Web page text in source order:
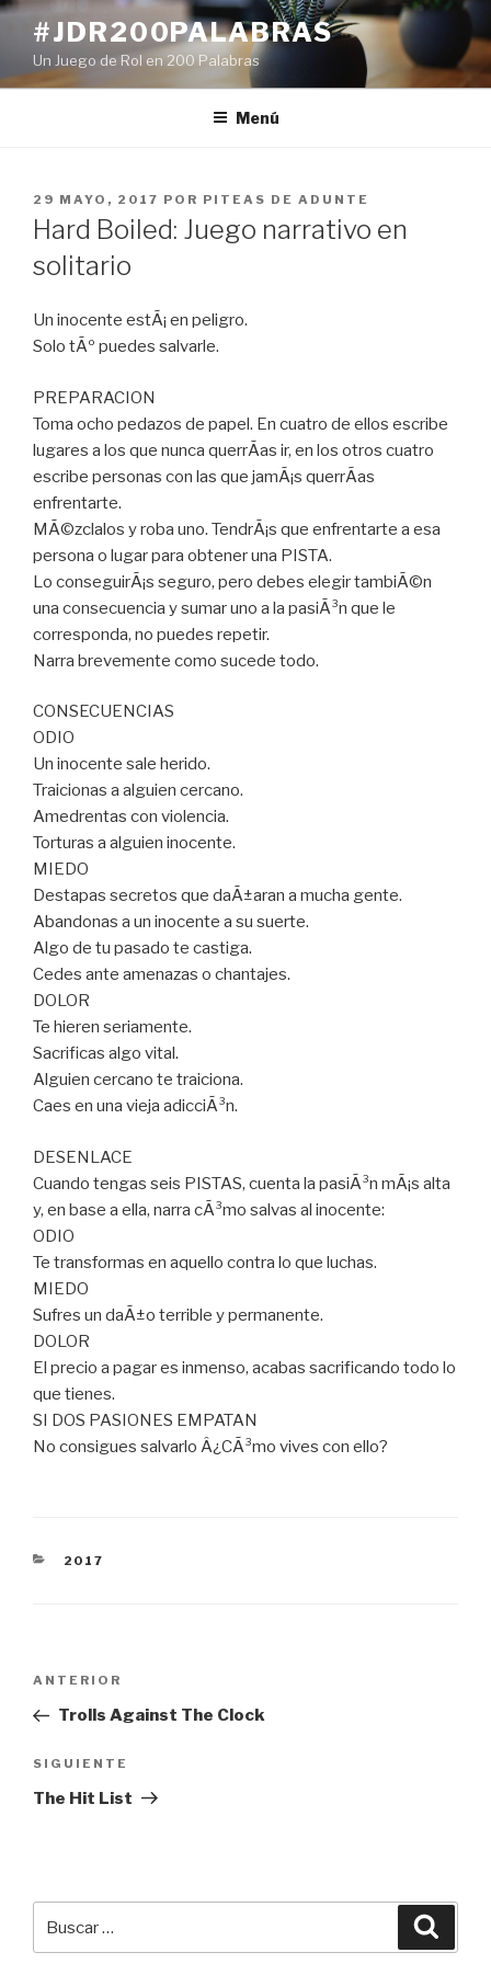
Ir
contenido
#JDR200PALABRAS
Un Juego de Rol en 200 Palabras
Menú
PUBLICADO
EN
29 MAYO, 2017 POR PITEAS DE ADUNTE
Hard Boiled: Juego narrativo en
solitario
Un inocente estÃ¡ en peligro.
Solo tÃº puedes salvarle.
PREPARACION
Toma ocho pedazos de papel. En cuatro de ellos escribe
lugares a los que nunca querrÃ­as ir, en los otros cuatro
escribe personas con las que jamÃ¡s querrÃ­as
enfrentarte.
MÃ©zclalos y roba uno. TendrÃ¡s que enfrentarte a esa
persona o lugar para obtener una PISTA.
Lo conseguirÃ¡s seguro, pero debes elegir tambiÃ©n
una consecuencia y sumar uno a la pasiÃ³n que le
corresponda, no puedes repetir.
Narra brevemente como sucede todo.
CONSECUENCIAS
ODIO
Un inocente sale herido.
Traicionas a alguien cercano.
Amedrentas con violencia.
Torturas a alguien inocente.
MIEDO
Destapas secretos que daÃ±aran a mucha gente.
Abandonas a un inocente a su suerte.
Algo de tu pasado te castiga.
Cedes ante amenazas o chantajes.
DOLOR
Te hieren seriamente.
Sacrificas algo vital.
Alguien cercano te traiciona.
Caes en una vieja adicciÃ³n.
DESENLACE
Cuando tengas seis PISTAS, cuenta la pasiÃ³n mÃ¡s alta
y, en base a ella, narra cÃ³mo salvas al inocente:
ODIO
Te transformas en aquello contra lo que luchas.
MIEDO
Sufres un daÃ±o terrible y permanente.
DOLOR
El precio a pagar es inmenso, acabas sacrificando todo lo
que tienes.
SI DOS PASIONES EMPATAN
No consigues salvarlo Â¿CÃ³mo vives con ello?
CATEGORÍAS
2017
entradas
Entrada
anterior:
ANTERIOR
Trolls Against The Clock
Siguiente
entrada
SIGUIENTE
The Hit List
por: